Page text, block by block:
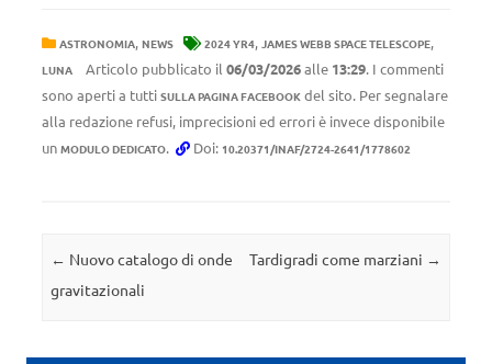
ASTRONOMIA, NEWS 2024 YR4, JAMES WEBB SPACE TELESCOPE,
LUNA Articolo pubblicato il 06/03/2026alle 13:29. I commenti
sono aperti a tutti SULLA PAGINA FACEBOOK del sito. Per segnalare
alla redazione refusi, imprecisioni ed errori è invece disponibile
un MODULO DEDICATO. Doi: 10.20371/INAF/2724-2641/1778602
Navigazione articolo
← Nuovo catalogo di onde
gravitazionali
Tardigradi come marziani →